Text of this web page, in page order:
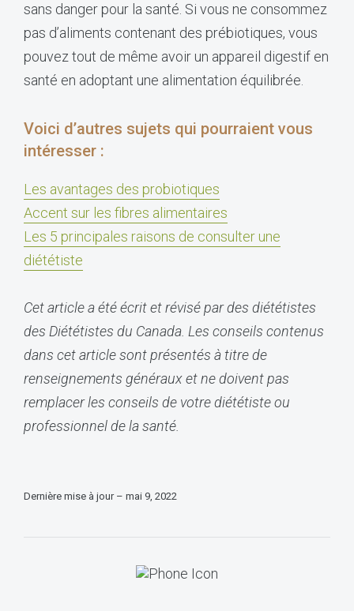
sans danger pour la santé. Si vous ne consommez
pas d’aliments contenant des prébiotiques, vous
pouvez tout de même avoir un appareil digestif en
santé en adoptant une alimentation équilibrée.
Voici d’autres sujets qui pourraient vous
intéresser :
Les avantages des probiotiques
Accent sur les fibres alimentaires
Les 5 principales raisons de consulter une
diététiste
Cet article a été écrit et révisé par des diététistes
des Diététistes du Canada. Les conseils contenus
dans cet article sont présentés à titre de
renseignements généraux et ne doivent pas
remplacer les conseils de votre diététiste ou
professionnel de la santé.
Dernière mise à jour – mai 9, 2022